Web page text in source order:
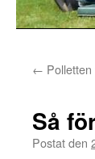
till←
Så
Postat den